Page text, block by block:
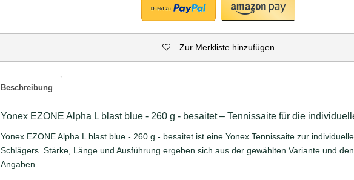
Zur Merkliste hinzufügen
Beschreibung
Yonex EZONE Alpha L blast blue - 260 g - besaitet – Tennissaite für die
Yonex EZONE Alpha L blast blue - 260 g - besaitet ist eine Yonex Tennissaite zur
Schlägers. Stärke, Länge und Ausführung ergeben sich aus der gewählten Variante und
Angaben.